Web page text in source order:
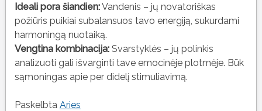
Ideali pora šiandien:Vandenis – jų novatoriškas
požiūris puikiai subalansuos tavo energiją, sukurdami
harmoningą nuotaiką.
Vengtina kombinacija:Svarstyklės – jų polinkis
analizuoti gali išvarginti tave emocinėje plotmėje. Būk
sąmoningas apie per didelį stimuliavimą.
Paskelbta Aries